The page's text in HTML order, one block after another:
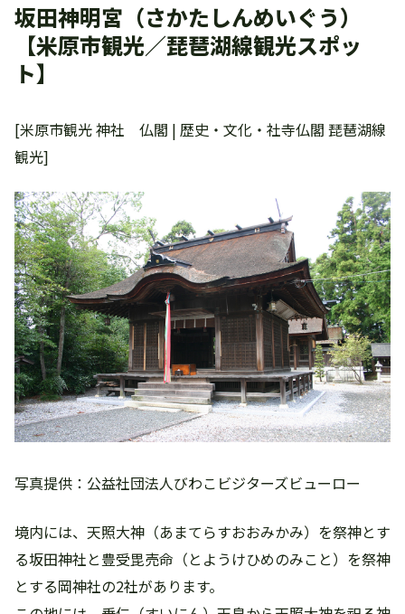
坂田神明宮（さかたしんめいぐう）
【米原市観光／琵琶湖線観光スポッ
ト】
[米原市観光 神社 仏閣 | 歴史・文化・社寺仏閣 琵琶湖線
観光]
写真提供：公益社団法人びわこビジターズビューロー
境内には、天照大神（あまてらすおおみかみ）を祭神とす
る坂田神社と豊受毘売命（とようけひめのみこと）を祭神
とする岡神社の2社があります。